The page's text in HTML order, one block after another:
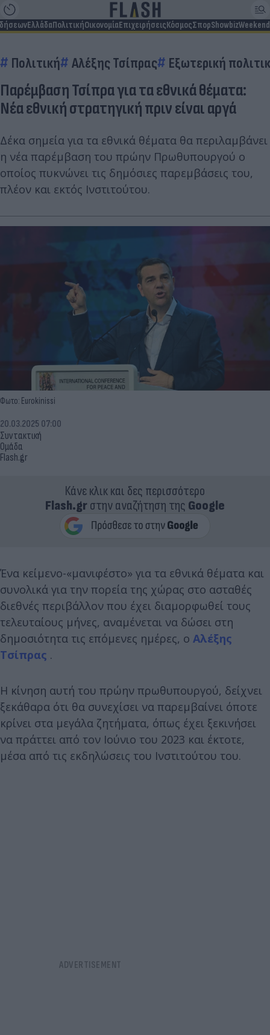
ΕλλάδαΠολιτικήΟικονομίαΕπιχειρήσειςΚόσμοςΣπορShowbizWeekend
Πολιτική Αλέξης Τσίπρας Εξωτερική
Παρέμβαση Τσίπρα για τα εθνικά θέματα:
Νέα εθνική στρατηγική πριν είναι αργά
Δέκα σημεία για τα εθνικά θέματα θα περιλαμβάνει
η νέα παρέμβαση του πρώην Πρωθυπουργού ο
οποίος πυκνώνει τις δημόσιες παρεμβάσεις του,
πλέον και εκτός Ινστιτούτου.
Φωτο: Eurokinissi
Συντακτική
Ομάδα
Flash.gr
20.03.2025 07:00
Κάνε κλικ και δες περισσότερο
Flash.grστην αναζήτηση της Google
Ένα κείμενο-«μανιφέστο» για τα εθνικά θέματα και
συνολικά για την πορεία της χώρας στο ασταθές
διεθνές περιβάλλον που έχει διαμορφωθεί τους
τελευταίους μήνες, αναμένεται να δώσει στη
δημοσιότητα τις επόμενες ημέρες, ο Αλέξης
Τσίπρας .
Η κίνηση αυτή του πρώην πρωθυπουργού, δείχνει
ξεκάθαρα ότι θα συνεχίσει να παρεμβαίνει όποτε
κρίνει στα μεγάλα ζητήματα, όπως έχει ξεκινήσει
να πράττει από τον Ιούνιο του 2023 και έκτοτε,
μέσα από τις εκδηλώσεις του Ινστιτούτου του.